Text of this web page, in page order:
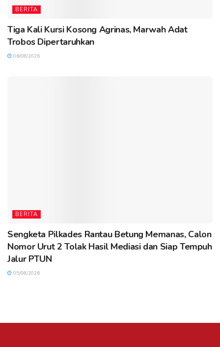
BERITA
Tiga Kali Kursi Kosong Agrinas, Marwah Adat
Trobos Dipertaruhkan
06/08/2026
BERITA
Sengketa Pilkades Rantau Betung Memanas, Calon
Nomor Urut 2 Tolak Hasil Mediasi dan Siap Tempuh
Jalur PTUN
05/08/2026